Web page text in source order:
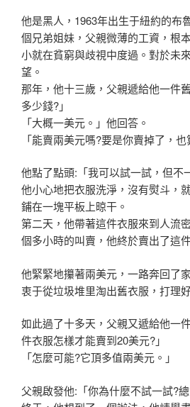
他是黑人，1963年出生于紐約的布
個兄弟姐妹，父親微薄的工資，根
小就在貧窮與歧視中度過。對於未
望。
那年，他十三歲，父親遞給他一件
多少錢?」
「大概一美元。」他回答。
「能賣兩美元嗎?要是你賣掉了，也
他點了點頭:「我可以試一試，但不
他小心地把衣服洗淨，沒有熨斗，
鋪在一塊平板上晾干。
第二天，他帶著這件衣服來到人流
個多小時的叫賣，他終於賣出了這
他緊緊地攥著兩美元，一路奔回了
衷于從垃圾堆里淘出舊衣服，打理
如此過了十多天，父親又遞給他一
件衣服怎樣才能賣到20美元?」
「怎麼可能?它頂多值兩美元。」
父親啟發他:「你為什麼不試一試?總